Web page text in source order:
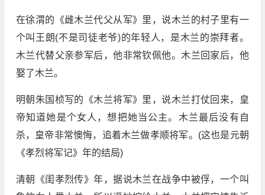
在徐渭的《雌木兰代父从军》里，说木兰的村子里有一
个叫王朗(不是司徒老爷)的年轻人，是木兰的崇拜者。
木兰代替父亲参军后，他非常钦佩他。木兰回家后，他
娶了木兰。
明朝朱国桢写的《木兰将军》里，说木兰打仗回来，皇
帝知道她是个女人，想把她当公主。木兰最后没有自
杀，皇帝非常懊悔，追着木兰做孝顺将军。(这也是元朝
《孝烈将军记》年的结局)
清朝《闺孝烈传》年，据说木兰在战争中被俘，一个叫